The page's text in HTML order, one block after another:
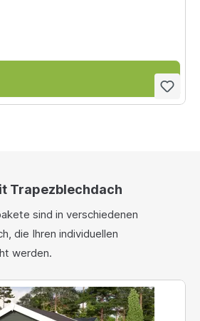
Trapezblechdach
sind in verschiedenen
die Ihren individuellen
werden.